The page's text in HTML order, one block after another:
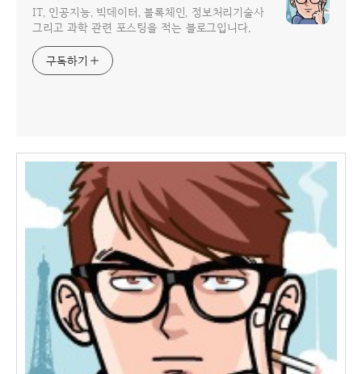
IT, 인공지능, 빅데이터, 블록체인, 정보처리기술사
그리고 과학 관련 포스팅을 적는 블로그입니다.
구독하기